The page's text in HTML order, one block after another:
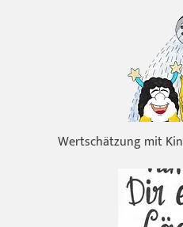
Wertschätzung mit